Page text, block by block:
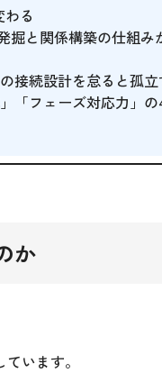
る
掘と関係構築の仕組み
接続設計を怠ると孤立
「フェーズ対応力」
か
います。